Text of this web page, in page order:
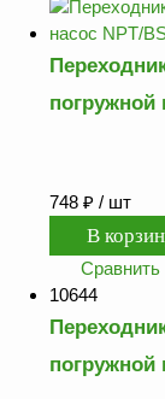
оборудование
частей из
МИНИ АЗС
АГЗС, ГНС
компании
погружной
748 ₽ / шт
Сравнить
10644
погружной